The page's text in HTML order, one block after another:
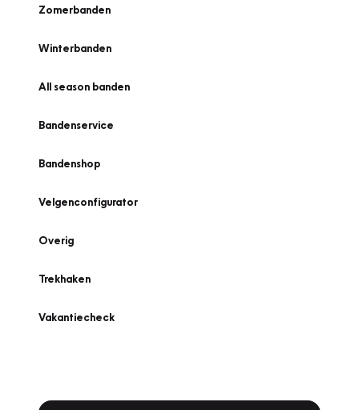
Zomerbanden
Winterbanden
All season banden
Bandenservice
Bandenshop
Velgenconfigurator
Overig
Trekhaken
Vakantiecheck